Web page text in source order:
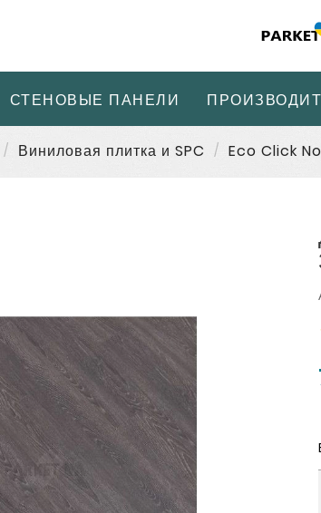
СТЕНОВЫЕ ПАНЕЛИ
Виниловая плитка и SPC Eco Click